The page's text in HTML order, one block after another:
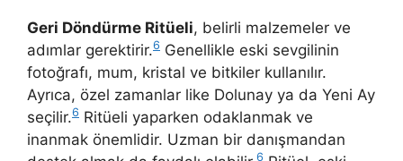
Geri Döndürme Ritüeli, belirli malzemeler ve
adımlar gerektirir.6 Genellikle eski sevgilinin
fotoğrafı, mum, kristal ve bitkiler kullanılır.
Ayrıca, özel zamanlar like Dolunay ya da Yeni Ay
seçilir.6 Ritüeli yaparken odaklanmak ve
inanmak önemlidir. Uzman bir danışmandan
6